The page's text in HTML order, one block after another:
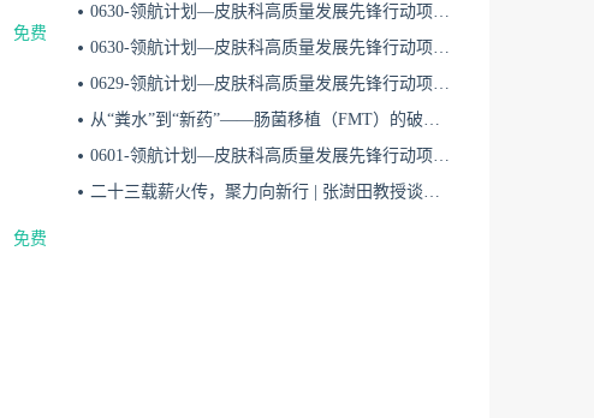
免费
免费
0630-领航计划—皮肤科高质量发展先锋行动项目第六季第65期
0630-领航计划—皮肤科高质量发展先锋行动项目第六季第64期
0629-领航计划—皮肤科高质量发展先锋行动项目第六季第63期
从“粪水”到“新药”——肠菌移植（FMT）的破局与临床应用全景 | 肠道微生态规范化诊疗1
0601-领航计划—皮肤科高质量发展先锋行动项目第六季第42期
二十三载薪火传，聚力向新行 | 张澍田教授谈中国消化医学的传承与突破